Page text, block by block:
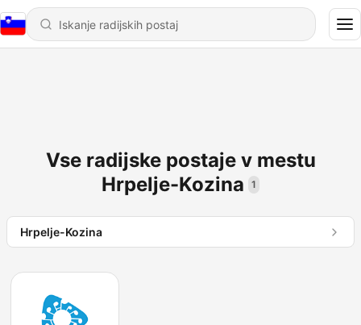
Vse radijske postaje v mestu
Hrpelje-Kozina
1
Hrpelje-Kozina